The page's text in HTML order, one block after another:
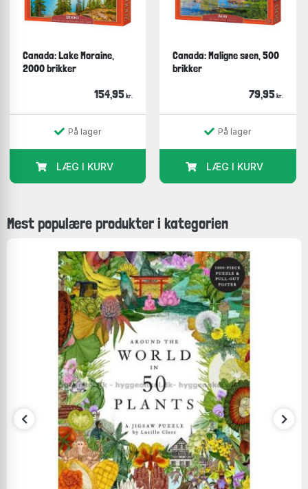
Canada: Lake Moraine,
2000 brikker
154,95 kr.
På lager
LÆG I KURV
Canada: Maligne søen, 500
brikker
79,95 kr.
På lager
LÆG I KURV
Mest populære produkter i kategorien